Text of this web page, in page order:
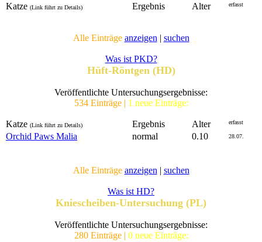
Katze (Link führt zu Details) Ergebnis Alter erfasst
Alle Einträge anzeigen | suchen
Was ist PKD?
Hüft-Röntgen (HD)
Veröffentlichte Untersuchungsergebnisse:
534 Einträge | 1 neue Einträge:
Katze (Link führt zu Details) Ergebnis Alter erfasst
Orchid Paws Malia normal 0.10 28.07.
Alle Einträge anzeigen | suchen
Was ist HD?
Kniescheiben-Untersuchung (PL)
Veröffentlichte Untersuchungsergebnisse:
280 Einträge | 0 neue Einträge: